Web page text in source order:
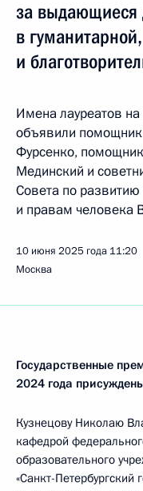
за выдающиеся
в
и
Имена лауреатов
объявили
Фурсенко,
Мединский и
Совета по
и правам человека
10 июня 2025 года 11:20
Москва
Государственные
2024 года
Кузнецову Николаю
кафедрой
образовательного
«Санкт-Петербургский